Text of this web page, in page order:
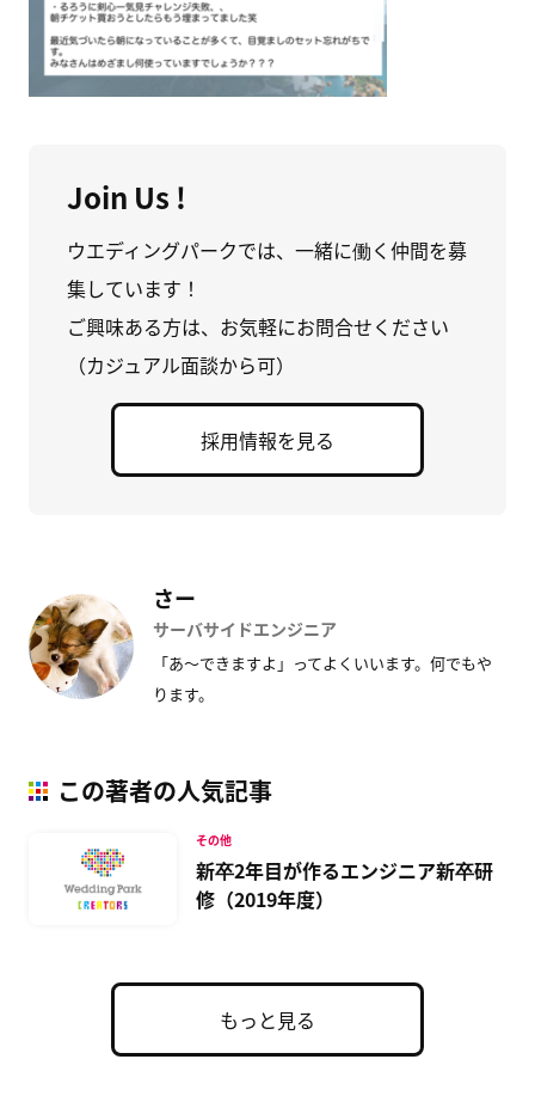
Join Us !
ウエディングパークでは、一緒に働く仲間を募
集しています！
ご興味ある方は、お気軽にお問合せください
（カジュアル面談から可）
採用情報を見る
さー
サーバサイドエンジニア
「あ〜できますよ」ってよくいいます。何でもや
ります。
この著者の人気記事
新卒2年目が作るエンジニア新卒研
修（2019年度）
その他
もっと見る